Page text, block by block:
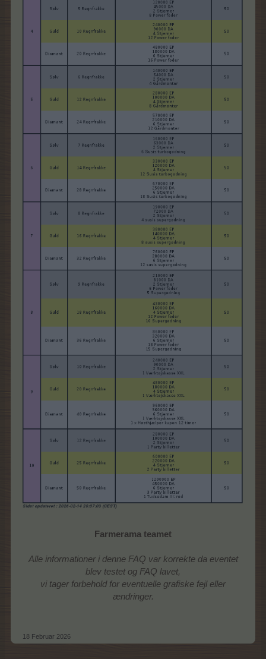
Farmerama teamet
Alle informationer i denne FAQ var korrekte da eventet
blev testet og FAQ lavet,
vi tager forbehold for eventuelle grafiske fejl eller
ændringer.
18 Februar 2026